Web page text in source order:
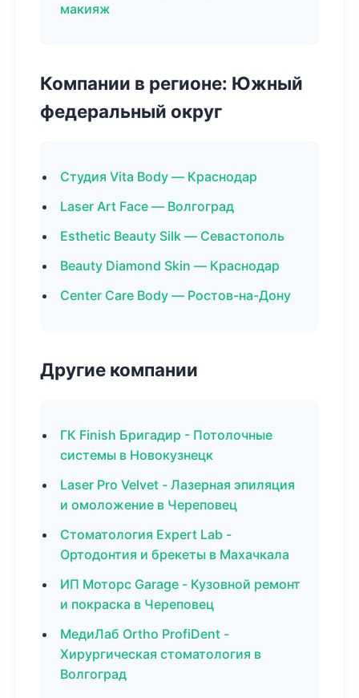
макияж
Компании в регионе: Южный
федеральный округ
Студия Vita Body — Краснодар
Laser Art Face — Волгоград
Esthetic Beauty Silk — Севастополь
Beauty Diamond Skin — Краснодар
Center Care Body — Ростов-на-Дону
Другие компании
ГК Finish Бригадир - Потолочные
системы в Новокузнецк
Laser Pro Velvet - Лазерная эпиляция
и омоложение в Череповец
Стоматология Expert Lab -
Ортодонтия и брекеты в Махачкала
ИП Моторс Garage - Кузовной ремонт
и покраска в Череповец
МедиЛаб Ortho ProfiDent -
Хирургическая стоматология в
Волгоград